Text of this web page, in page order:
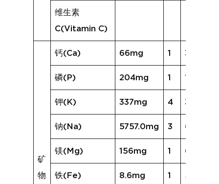
维生素
C(Vitamin C)
矿
物
钙(Ca) 66mg 1 34mg
磷(P) 204mg 1 129mg
钾(K) 337mg 4 380mg
钠(Na) 5757.0mg 3
镁(Mg) 156mg 1 65mg
铁(Fe) 8.6mg 1 5.2mg